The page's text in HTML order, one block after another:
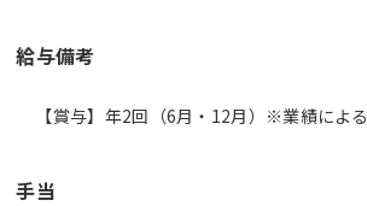
給与備考
【賞与】年2回（6月・12月）※業績による
手当